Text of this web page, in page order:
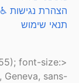
הצהרת נגישות ♿
תנאי שימוש
font-size:
sans-